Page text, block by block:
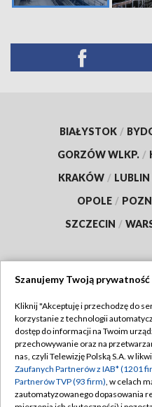
BIAŁYSTOK /
GORZÓW WLKP. /
KRAKÓW / LUBLIN
OPOLE /
SZCZECIN /
Abonament TVP
Emisja w TVP
Centrum informacji TVP
Szanujemy Twoją prywatność
Kliknij "Akceptuję i przechodzę do
korzystanie z technologii
dostęp do informacji na Twoim
przechowywanie oraz na
nas, czyli Telewizję Polską S.A. w
Zaufanych Partnerów z IAB* (1201
Partnerów TVP (93 firm), w celach
zautomatyzowanego dopasowania